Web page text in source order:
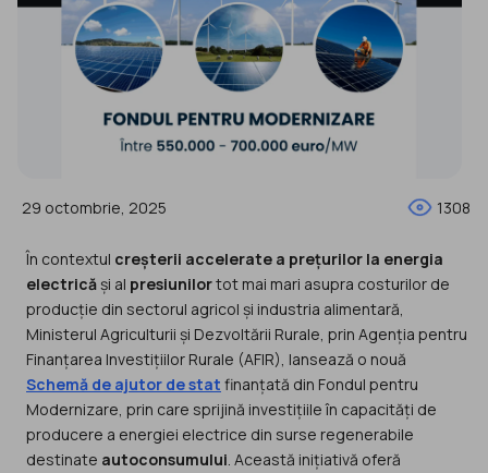
29 octombrie, 2025 1308
În contextul creșterii accelerate a prețurilor la energia
electricăși al presiunilortot mai mari asupra costurilor de
producție din sectorul agricol și industria alimentară,
Ministerul Agriculturii și Dezvoltării Rurale, prin Agenția pentru
Finanțarea Investițiilor Rurale (AFIR), lansează o nouă
Schemă de ajutor de stat finanțată din Fondul pentru
Modernizare, prin care sprijină investițiile în capacități de
producere a energiei electrice din surse regenerabile
destinate autoconsumului. Această inițiativă oferă